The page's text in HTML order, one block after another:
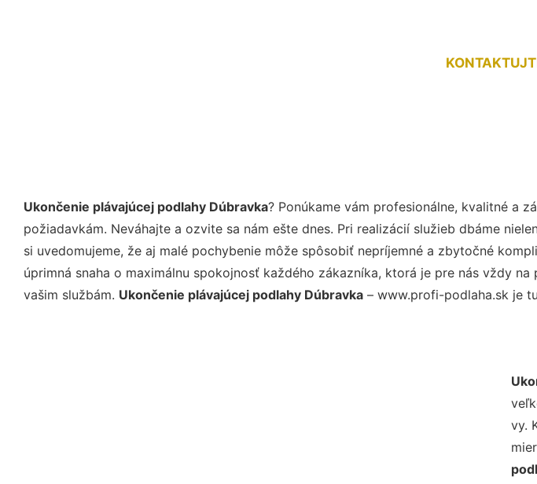
Ukončenie plávajúcej podlahy Dúbravka? Ponúkame vám profesionálne, kvalitné a
požiadavkám. Neváhajte a ozvite sa nám ešte dnes. Pri realizácií služieb dbáme
si uvedomujeme, že aj malé pochybenie môže spôsobiť nepríjemné a zbytočné
úprimná snaha o maximálnu spokojnosť každého zákazníka, ktorá je pre nás vždy
vašim službám. Ukončenie plávajúcej podlahy Dúbravka – www.profi-podlaha.sk je
vy.